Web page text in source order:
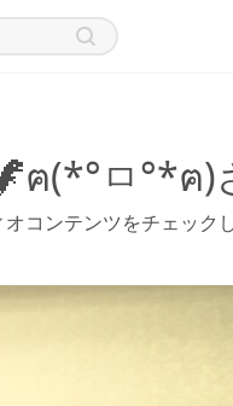
ฅ(*°ㅁ°*ฅ)
コンテンツをチェックし